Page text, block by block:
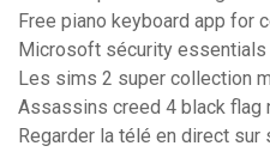
Free piano keyboard app for
Microsoft sécurity
Les sims 2 super collection
Assassins creed 4 black flag
Regarder la télé en direct sur